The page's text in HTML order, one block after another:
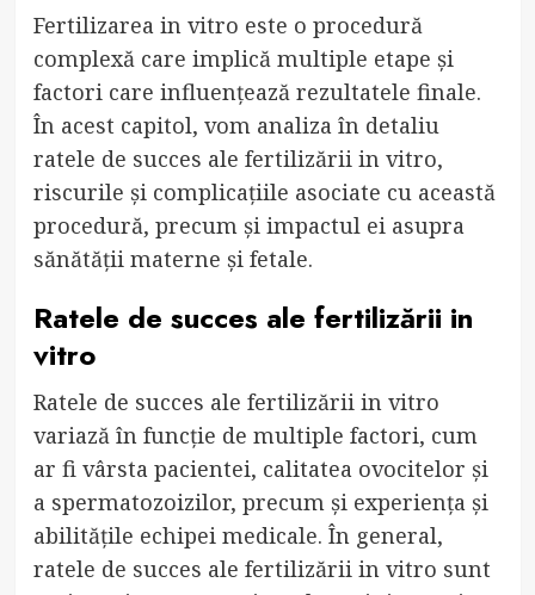
Fertilizarea in vitro este o procedură
complexă care implică multiple etape și
factori care influențează rezultatele finale.
În acest capitol, vom analiza în detaliu
ratele de succes ale fertilizării in vitro,
riscurile și complicațiile asociate cu această
procedură, precum și impactul ei asupra
sănătății materne și fetale.
Ratele de succes ale fertilizării in
vitro
Ratele de succes ale fertilizării in vitro
variază în funcție de multiple factori, cum
ar fi vârsta pacientei, calitatea ovocitelor și
a spermatozoizilor, precum și experiența și
abilitățile echipei medicale. În general,
ratele de succes ale fertilizării in vitro sunt